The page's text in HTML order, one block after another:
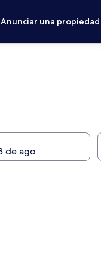
Anunciar una propiedad